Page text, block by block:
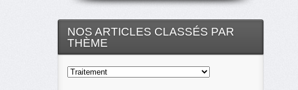
archives
NOS ARTICLES CLASSÉS PAR
THÈME
Nos